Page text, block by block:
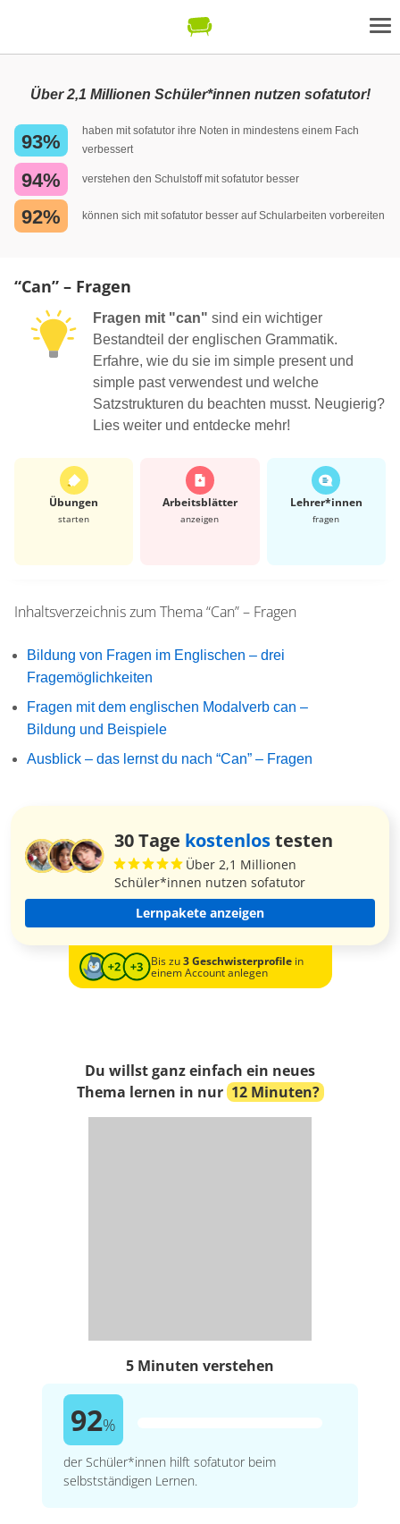
Über 2,1 Millionen Schüler*innen nutzen sofatutor!
93%
haben mit sofatutor ihre Noten in mindestens einem Fach
verbessert
94% verstehen den Schulstoff mit sofatutor besser
92% können sich mit sofatutor besser auf Schularbeiten vorbereiten
“Can” – Fragen
Fragen mit "can" sind ein wichtiger
Bestandteil der englischen Grammatik.
Erfahre, wie du sie im simple present und
simple past verwendest und welche
Satzstrukturen du beachten musst. Neugierig?
Lies weiter und entdecke mehr!
Übungen
starten
Arbeits­blätter
anzeigen
Lehrer*​innen
fragen
Inhaltsverzeichnis zum Thema“Can” – Fragen
Bildung von Fragen im Englischen – drei
Fragemöglichkeiten
Fragen mit dem englischen Modalverb can –
Bildung und Beispiele
Ausblick – das lernst du nach “Can” – Fragen
30 Tage kostenlostesten
Über 2,1 Millionen
Schüler*innen nutzen sofatutor
Lernpakete anzeigen
Bis zu3 Geschwisterprofilein
einem Account anlegen
Du willst ganz einfach ein neues
Thema lernen in nur 12 Minuten?
5 Minuten verstehen
92%
der Schüler*innen hilft sofatutor beim
selbstständigen Lernen.